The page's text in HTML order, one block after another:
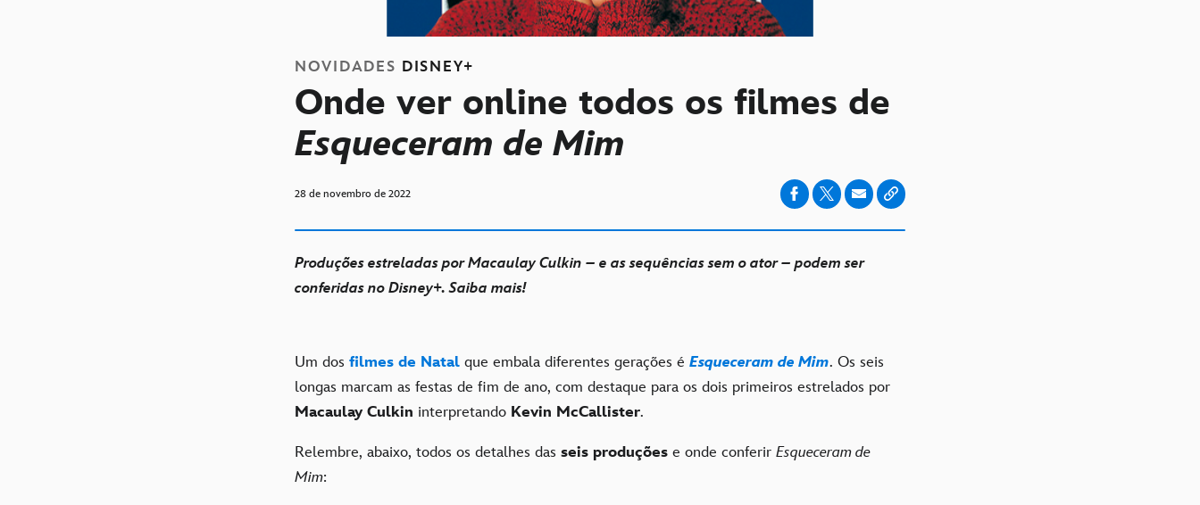
NOVIDADES DISNEY+
Onde ver online todos os filmes de
Esqueceram de Mim
28 de novembro de 2022
Produções estreladas por Macaulay Culkin – e as sequências sem o ator – podem ser
conferidas no Disney+. Saiba mais!
Um dos filmes de Natal que embala diferentes gerações é Esqueceram de Mim. Os seis
longas marcam as festas de fim de ano, com destaque para os dois primeiros estrelados por
Macaulay Culkin interpretando Kevin McCallister.
Relembre, abaixo, todos os detalhes das seis produções e onde conferir Esqueceram de
Mim: